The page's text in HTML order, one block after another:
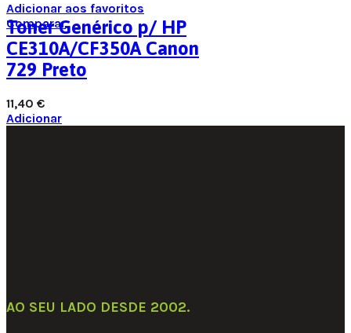
Adicionar aos favoritos
Comparar
Toner Genérico p/ HP
CE310A/CF350A Canon
729 Preto
11,40 €
Adicionar
AO SEU LADO DESDE 2002.